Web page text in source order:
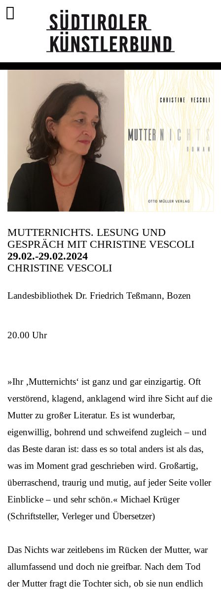
MUTTERNICHTS. LESUNG UND
GESPRÄCH MIT CHRISTINE VESCOLI
29.02.-29.02.2024
CHRISTINE VESCOLI
Landesbibliothek Dr. Friedrich Teßmann, Bozen
20.00 Uhr
»Ihr ‚Mutternichts‘ ist ganz und gar einzigartig. Oft
verstörend, klagend, anklagend wird ihre Sicht auf die
Mutter zu großer Literatur. Es ist wunderbar,
eigenwillig, bohrend und schweifend zugleich – und
das Beste daran ist: dass es so total anders ist als das,
was im Moment grad geschrieben wird. Großartig,
überraschend, traurig und mutig, auf jeder Seite voller
Einblicke – und sehr schön.« Michael Krüger
(Schriftsteller, Verleger und Übersetzer)
Das Nichts war zeitlebens im Rücken der Mutter, war
allumfassend und doch nie greifbar. Nach dem Tod
der Mutter fragt die Tochter sich, ob sie nun endlich